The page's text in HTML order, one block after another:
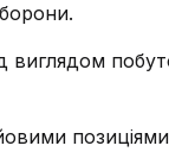
позиціями